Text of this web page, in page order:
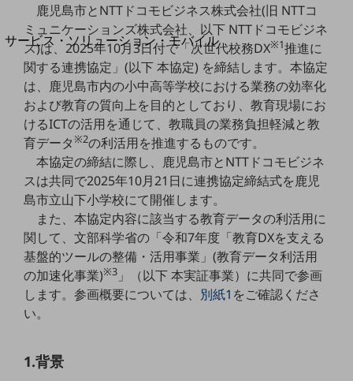
サービス・ソリューション・モバイル
サービス・ソリューションTOP
DXに関する課題を解決する
サービス・ソリューションをご紹介
カテゴリーで探す
カテゴリーで探すTOP
ネットワーク・モバイル
クラウド・データセンター
電話・映像コミュニケーション
セキュリティ
データ利活用
鹿児島市とNTTドコモビジネス株式会社(旧 NTTコ
ミュニケーションズ株式会社、以下 NTTドコモビジネ
ス)は、2025年10月3日付で「次世代校務DX※1推進に
関する連携協定」(以下 本協定) を締結します。本協定
は、鹿児島市内の小中高等学校における業務の効率化
および教育の質向上を目的としており、教育現場にお
けるICTの活用を通じて、教職員の業務負担軽減と教
育データ※2の利活用を推進するものです。
本協定の締結に際し、鹿児島市とNTTドコモビジネ
スは共同で2025年10月21日に連携協定締結式を鹿児
島市立山下小学校にて開催します。
また、本協定内容に該当する教育データの利活用に
関して、文部科学省の「令和7年度「教育DXを支える
基盤的ツールの整備・活用事業」(教育データ利活用
の加速化事業)※3 」（以下 本実証事業）に共同で参画
します。参画概要については、 別紙1 をご確認くださ
い。
1.背景